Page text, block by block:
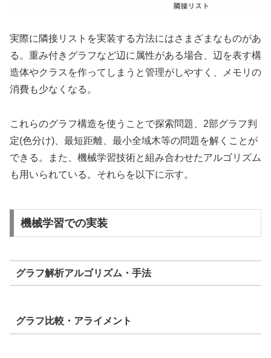
実際に隣接リストを実装する方法にはさまざまなものがあ
る。重み付きグラフなど辺に属性がある場合、辺を表す構
造体やクラスを作ってしまうと管理がしやすく、メモリの
消費も少なくなる。
これらのグラフ構造を使うことで探索問題、2部グラフ判
定(色分け)、最短距離、最小全域木等の問題を解くことが
できる。また、機械学習技術と組み合わせたアルゴリズム
も用いられている。それらを以下に示す。
機械学習での実装
グラフ解析アルゴリズム・手法
グラフ比較・アライメント